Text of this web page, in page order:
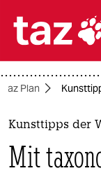

themen
politik
taz Plan
Kunsttipps der
Mit